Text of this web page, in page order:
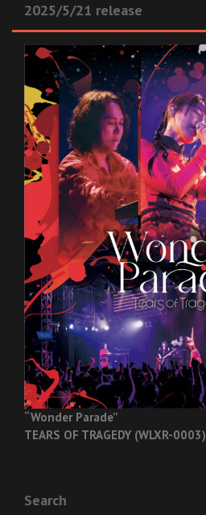
2025/5/21 release
“Wonder Parade”
TEARS OF TRAGEDY (WLXR-0003)
Search